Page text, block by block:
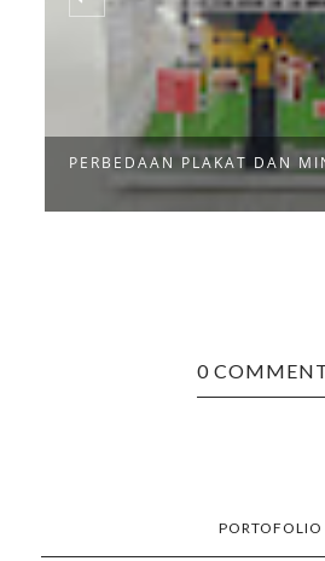
PERBEDAAN PLAKAT DAN
0
PORTOFOLIO